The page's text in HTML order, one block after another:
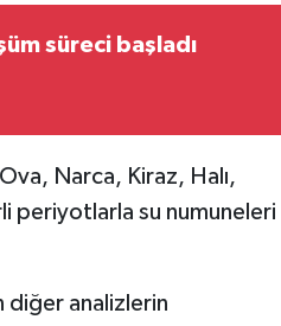
süreci başladı
Narca, Kiraz, Halı,
periyotlarla su numuneleri
diğer analizlerin